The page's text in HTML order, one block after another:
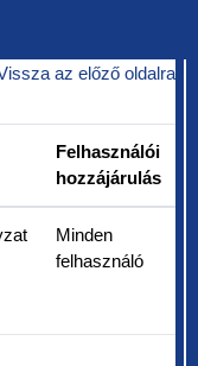
az előző oldalra
Felhasználói
hozzájárulás
Minden
felhasználó